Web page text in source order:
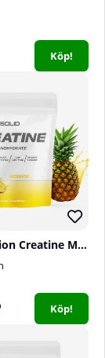
Köp!
SOLID Nutrition Creatine Monohydrate, 400 g
Köp!